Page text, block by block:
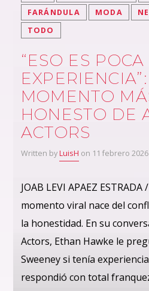
FARÁNDULA
MODA
TODO
“ESO ES POCA
MOMENTO
HONESTO DE
ACTORS
Written byLuisH on 11 febrero 2026
JOAB LEVI APAEZ
momento viral nace del
la honestidad. En su
Actors, Ethan Hawke le
Sweeney si tenía
respondió con total